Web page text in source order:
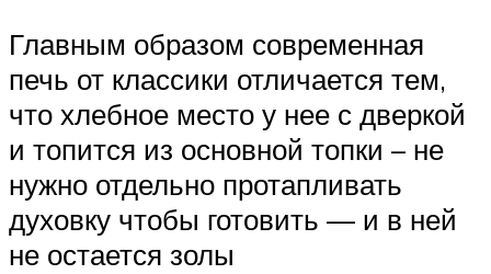
Главным образом современная
печь от классики отличается тем,
что хлебное место у нее с дверкой
и топится из основной топки – не
нужно отдельно протапливать
духовку чтобы готовить — и в ней
не остается золы